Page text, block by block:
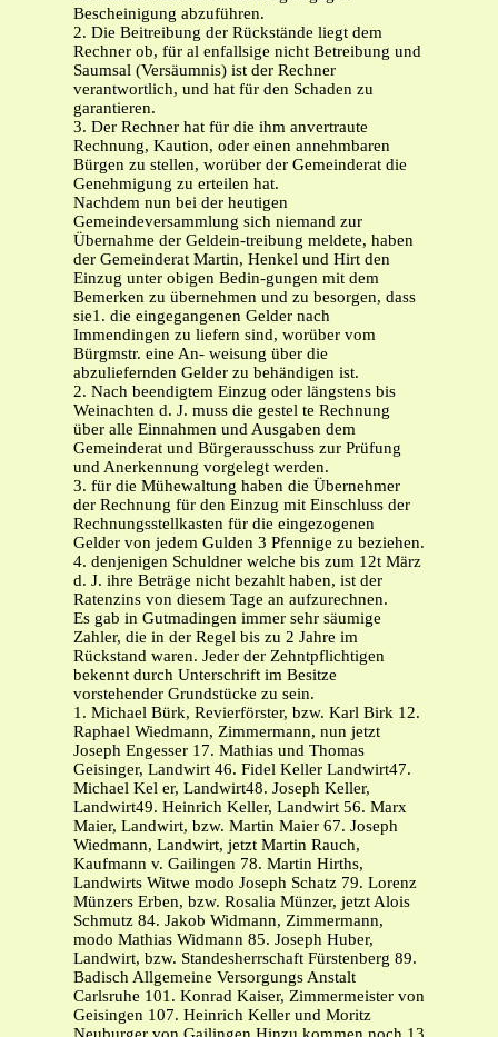
Bescheinigung abzuführen.
2. Die Beitreibung der Rückstände liegt dem
Rechner ob, für al enfallsige nicht Betreibung und
Saumsal (Versäumnis) ist der Rechner
verantwortlich, und hat für den Schaden zu
garantieren.
3. Der Rechner hat für die ihm anvertraute
Rechnung, Kaution, oder einen annehmbaren
Bürgen zu stellen, worüber der Gemeinderat die
Genehmigung zu erteilen hat.
Nachdem nun bei der heutigen
Gemeindeversammlung sich niemand zur
Übernahme der Geldein-treibung meldete, haben
der Gemeinderat Martin, Henkel und Hirt den
Einzug unter obigen Bedin-gungen mit dem
Bemerken zu übernehmen und zu besorgen, dass
sie1. die eingegangenen Gelder nach
Immendingen zu liefern sind, worüber vom
Bürgmstr. eine An- weisung über die
abzuliefernden Gelder zu behändigen ist.
2. Nach beendigtem Einzug oder längstens bis
Weinachten d. J. muss die gestel te Rechnung
über alle Einnahmen und Ausgaben dem
Gemeinderat und Bürgerausschuss zur Prüfung
und Anerkennung vorgelegt werden.
3. für die Mühewaltung haben die Übernehmer
der Rechnung für den Einzug mit Einschluss der
Rechnungsstellkasten für die eingezogenen
Gelder von jedem Gulden 3 Pfennige zu beziehen.
4. denjenigen Schuldner welche bis zum 12t März
d. J. ihre Beträge nicht bezahlt haben, ist der
Ratenzins von diesem Tage an aufzurechnen.
Es gab in Gutmadingen immer sehr säumige
Zahler, die in der Regel bis zu 2 Jahre im
Rückstand waren. Jeder der Zehntpflichtigen
bekennt durch Unterschrift im Besitze
vorstehender Grundstücke zu sein.
1. Michael Bürk, Revierförster, bzw. Karl Birk 12.
Raphael Wiedmann, Zimmermann, nun jetzt
Joseph Engesser 17. Mathias und Thomas
Geisinger, Landwirt 46. Fidel Keller Landwirt47.
Michael Kel er, Landwirt48. Joseph Keller,
Landwirt49. Heinrich Keller, Landwirt 56. Marx
Maier, Landwirt, bzw. Martin Maier 67. Joseph
Wiedmann, Landwirt, jetzt Martin Rauch,
Kaufmann v. Gailingen 78. Martin Hirths,
Landwirts Witwe modo Joseph Schatz 79. Lorenz
Münzers Erben, bzw. Rosalia Münzer, jetzt Alois
Schmutz 84. Jakob Widmann, Zimmermann,
modo Mathias Widmann 85. Joseph Huber,
Landwirt, bzw. Standesherrschaft Fürstenberg 89.
Badisch Allgemeine Versorgungs Anstalt
Carlsruhe 101. Konrad Kaiser, Zimmermeister von
Geisingen 107. Heinrich Keller und Moritz